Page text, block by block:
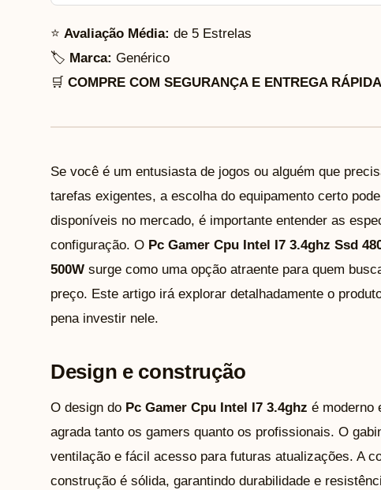
⭐ Avaliação Média: de 5 Estrelas
🏷️ Marca: Genérico
🛒 COMPRE COM SEGURANÇA E ENTREGA
Se você é um entusiasta de jogos ou alguém que
tarefas exigentes, a escolha do equipamento certo
disponíveis no mercado, é importante entender as
configuração. O Pc Gamer Cpu Intel I7 3.4ghz Ssd
500W surge como uma opção atraente para quem
preço. Este artigo irá explorar detalhadamente o
pena investir nele.
Design e construção
O design do Pc Gamer Cpu Intel I7 3.4ghz é moderno
agrada tanto os gamers quanto os profissionais. O
ventilação e fácil acesso para futuras atualizações. A
construção é sólida, garantindo durabilidade e